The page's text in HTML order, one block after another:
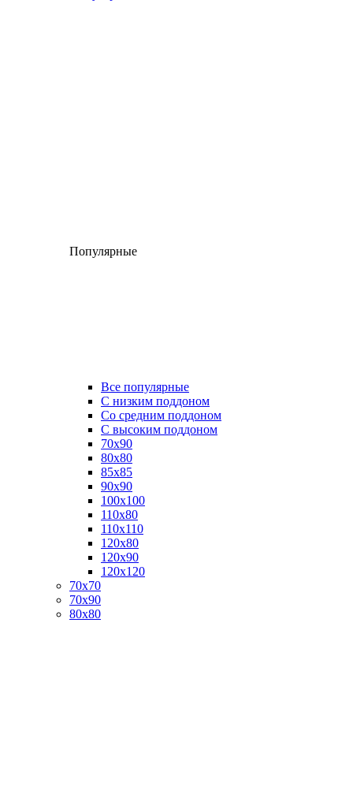
Популярные
Все популярные
C низким поддоном
Со средним поддоном
С высоким поддоном
70х90
80х80
85х85
90х90
100х100
110х80
110х110
120х80
120х90
120х120
70х70
70х90
80х80